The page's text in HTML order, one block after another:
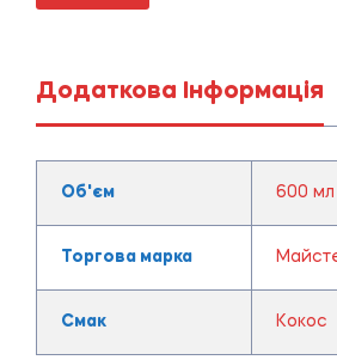
Додаткова Інформація
Об'єм 600 мл
Торгова марка
Смак Кокос